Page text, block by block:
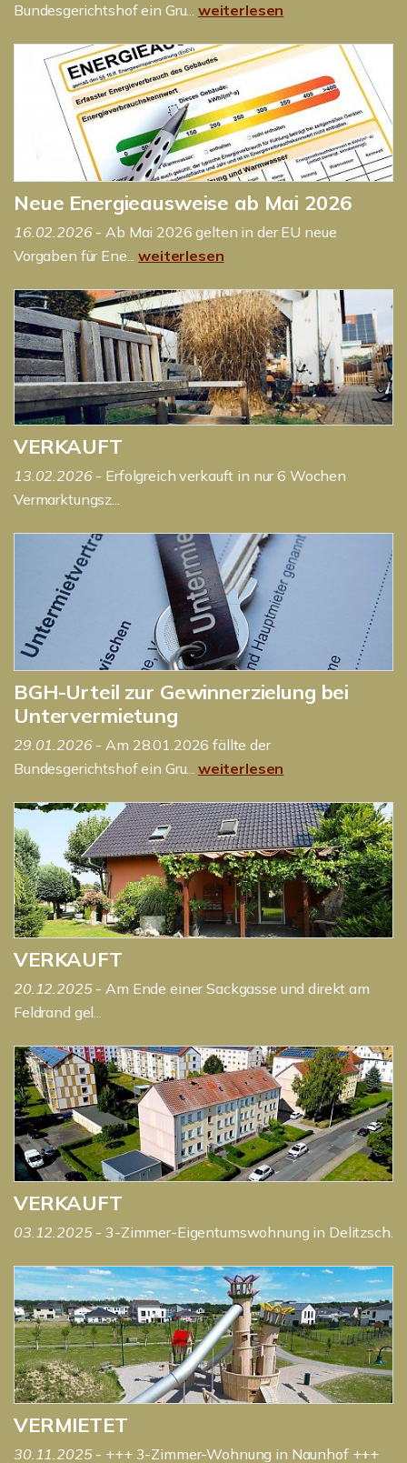
Bundesgerichtshof ein Gru... weiterlesen
Neue Energieausweise ab Mai 2026
16.02.2026- Ab Mai 2026 gelten in der EU neue
Vorgaben für Ene...weiterlesen
VERKAUFT
13.02.2026- Erfolgreich verkauft in nur 6 Wochen
Vermarktungsz...
BGH-Urteil zur Gewinnerzielung bei
Untervermietung
29.01.2026- Am 28.01.2026 fällte der
Bundesgerichtshof ein Gru... weiterlesen
VERKAUFT
20.12.2025- Am Ende einer Sackgasse und direkt am
Feldrand gel...
VERKAUFT
03.12.2025- 3-Zimmer-Eigentumswohnung in Delitzsch.
VERMIETET
30.11.2025- +++ 3-Zimmer-Wohnung in Naunhof +++